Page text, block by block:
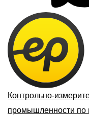
Контрольно-
промышленности по